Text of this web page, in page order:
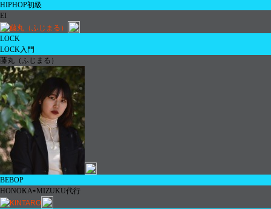
HIPHOP初級
EI
LOCK
LOCK入門
藤丸（ふじまる）
BEBOP
HONOKA⇨ MIZUKU代行